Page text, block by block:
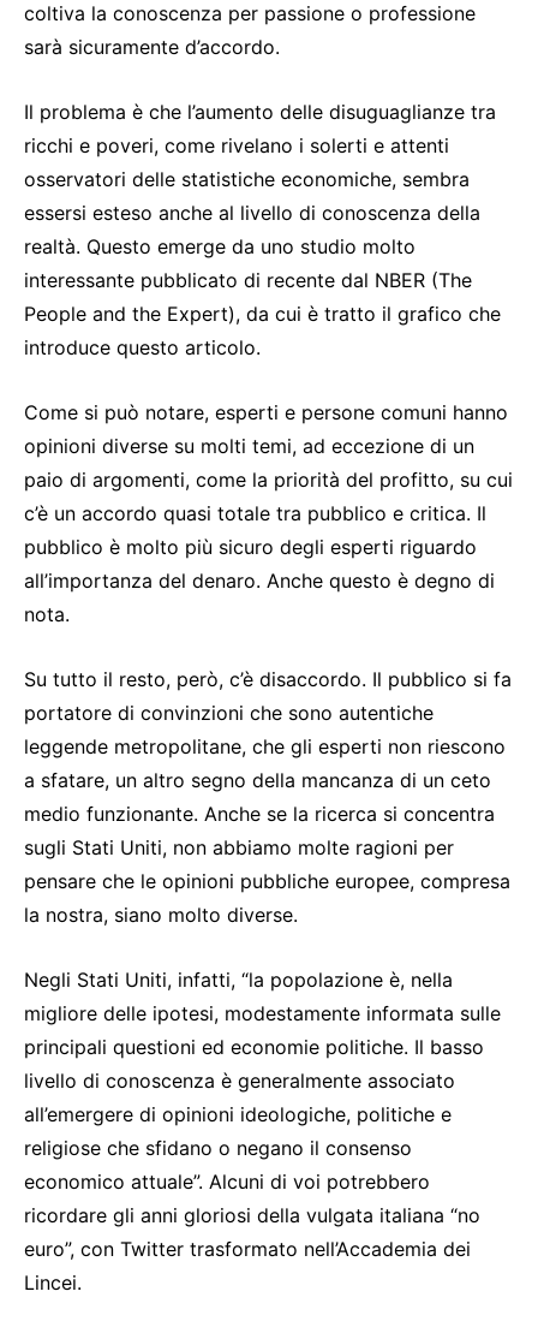
coltiva la conoscenza per passione o professione
sarà sicuramente d’accordo.
Il problema è che l’aumento delle disuguaglianze tra
ricchi e poveri, come rivelano i solerti e attenti
osservatori delle statistiche economiche, sembra
essersi esteso anche al livello di conoscenza della
realtà. Questo emerge da uno studio molto
interessante pubblicato di recente dal NBER (The
People and the Expert), da cui è tratto il grafico che
introduce questo articolo.
Come si può notare, esperti e persone comuni hanno
opinioni diverse su molti temi, ad eccezione di un
paio di argomenti, come la priorità del profitto, su cui
c’è un accordo quasi totale tra pubblico e critica. Il
pubblico è molto più sicuro degli esperti riguardo
all’importanza del denaro. Anche questo è degno di
nota.
Su tutto il resto, però, c’è disaccordo. Il pubblico si fa
portatore di convinzioni che sono autentiche
leggende metropolitane, che gli esperti non riescono
a sfatare, un altro segno della mancanza di un ceto
medio funzionante. Anche se la ricerca si concentra
sugli Stati Uniti, non abbiamo molte ragioni per
pensare che le opinioni pubbliche europee, compresa
la nostra, siano molto diverse.
Negli Stati Uniti, infatti, “la popolazione è, nella
migliore delle ipotesi, modestamente informata sulle
principali questioni ed economie politiche. Il basso
livello di conoscenza è generalmente associato
all’emergere di opinioni ideologiche, politiche e
religiose che sfidano o negano il consenso
economico attuale”. Alcuni di voi potrebbero
ricordare gli anni gloriosi della vulgata italiana “no
euro”, con Twitter trasformato nell’Accademia dei
Lincei.